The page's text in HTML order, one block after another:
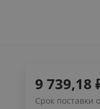
9 739,18
Срок поставки